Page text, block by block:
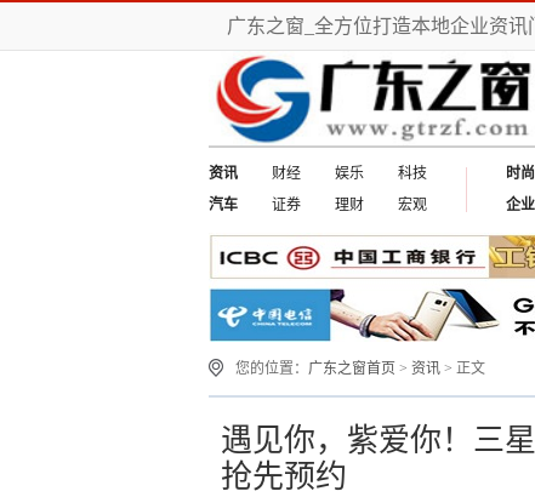
广东之窗_全方位打造本地企业资讯
资讯 财经 娱乐
科技
汽车
证券 理财 宏观
时尚
企业
您的位置： 广东之窗首页 > 资讯 > 正文
遇见你，紫爱你！三
抢先预约